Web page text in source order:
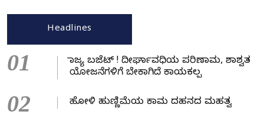
Headlines
01
ರಾಜ್ಯ ಬಜೆಟ್ ! ದೀರ್ಘಾವಧಿಯ ಪರಿಣಾಮ, ಶಾಶ್ವತ
ಯೋಜನೆಗಳಿಗೆ ಬೇಕಾಗಿದೆ ಕಾಯಕಲ್ಪ
02 ಹೋಳಿ ಹುಣ್ಣಿಮೆಯ ಕಾಮ ದಹನದ ಮಹತ್ವ